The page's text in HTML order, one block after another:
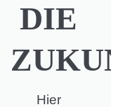
DIE
Hier